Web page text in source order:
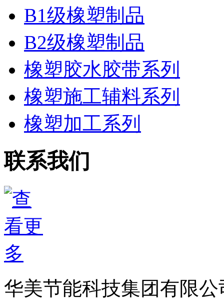
B1级橡塑制品
B2级橡塑制品
橡塑胶水胶带系列
橡塑施工辅料系列
橡塑加工系列
联系我们
华美节能科技集团有限公